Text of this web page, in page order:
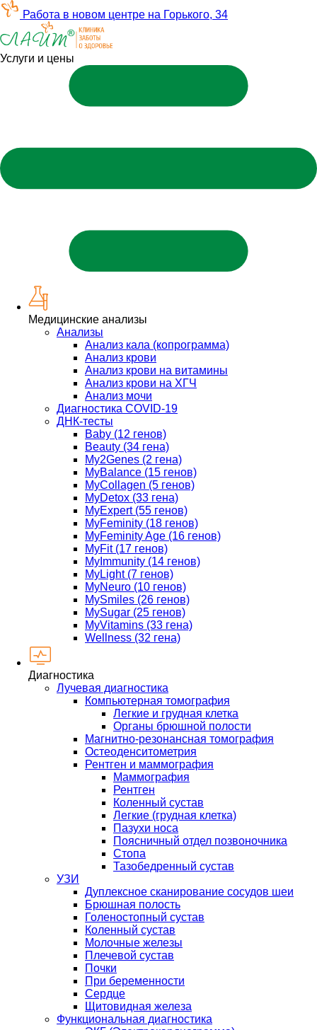
Работа в новом центре на Горького, 34
Услуги и цены
Медицинские анализы
Анализы
Анализ кала (копрограмма)
Анализ крови
Анализ крови на витамины
Анализ крови на ХГЧ
Анализ мочи
Диагностика COVID-19
ДНК-тесты
Baby (12 генов)
Beauty (34 гена)
My2Genes (2 гена)
MyBalance (15 генов)
MyCollagen (5 генов)
MyDetox (33 гена)
MyExpert (55 генов)
MyFeminity (18 генов)
MyFeminity Age (16 генов)
MyFit (17 генов)
MyImmunity (14 генов)
MyLight (7 генов)
MyNeuro (10 генов)
MySmiles (26 генов)
MySugar (25 генов)
MyVitamins (33 гена)
Wellness (32 гена)
Диагностика
Лучевая диагностика
Компьютерная томография
Легкие и грудная клетка
Органы брюшной полости
Магнитно-резонансная томография
Остеоденситометрия
Рентген и маммография
Маммография
Рентген
Коленный сустав
Легкие (грудная клетка)
Пазухи носа
Поясничный отдел позвоночника
Стопа
Тазобедренный сустав
УЗИ
Дуплексное сканирование сосудов шеи
Брюшная полость
Голеностопный сустав
Коленный сустав
Молочные железы
Плечевой сустав
Почки
При беременности
Сердце
Щитовидная железа
Функциональная диагностика